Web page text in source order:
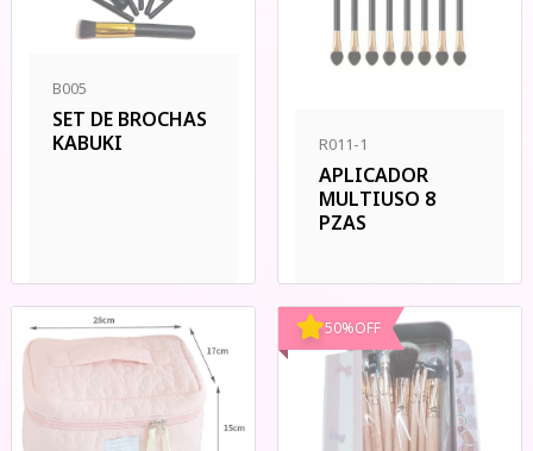
B005
SET DE BROCHAS
KABUKI
R011-1
APLICADOR
MULTIUSO 8
PZAS
50%OFF